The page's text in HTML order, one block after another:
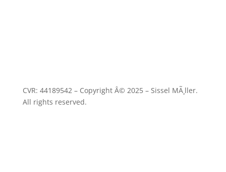
CVR: 44189542 – Copyright Â© 2025 – Sissel MÃ¸ller.
All rights reserved.